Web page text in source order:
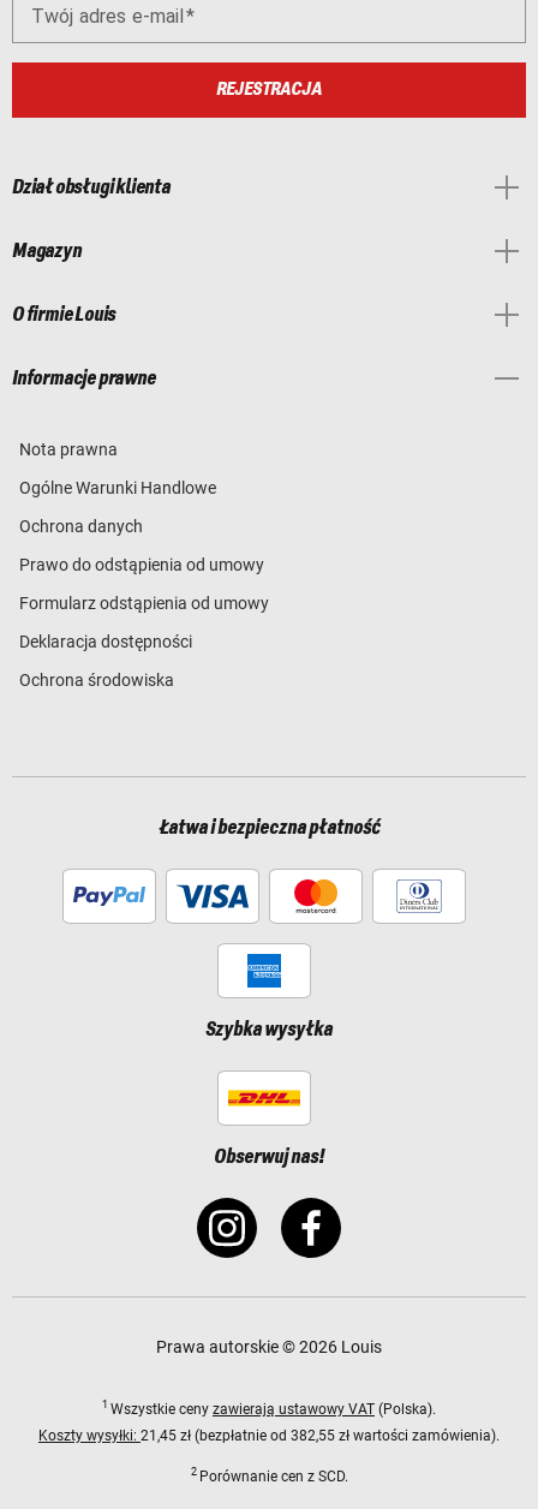
Twój adres e-mail
REJESTRACJA
Dział obsługi klienta
Magazyn
O firmie Louis
Informacje prawne
Nota prawna
Ogólne Warunki Handlowe
Ochrona danych
Prawo do odstąpienia od umowy
Formularz odstąpienia od umowy
Deklaracja dostępności
Ochrona środowiska
Łatwa i bezpieczna płatność
Szybka wysyłka
Obserwuj nas!
Prawa autorskie © 2026 Louis
1 Wszystkie ceny zawierają ustawowy VAT (Polska).
Koszty wysyłki: 21,45 zł (bezpłatnie od 382,55 zł wartości zamówienia).
2 Porównanie cen z SCD.